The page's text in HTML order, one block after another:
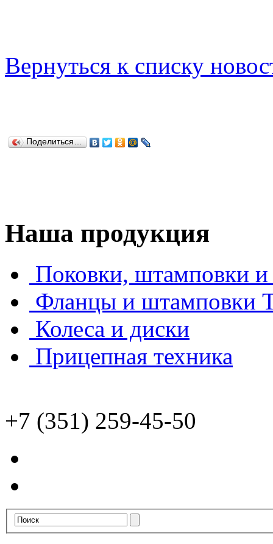
Вернуться к списку
Поделиться…
Наша продукция
Поковки, штамповки и
Фланцы и штамповки
Колеса и диски
Прицепная техника
+7 (351) 259-45-50